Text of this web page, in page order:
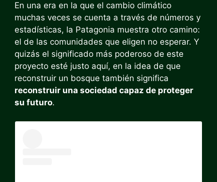
En una era en la que el cambio climático
muchas veces se cuenta a través de números y
estadísticas, la Patagonia muestra otro camino:
el de las comunidades que eligen no esperar. Y
quizás el significado más poderoso de este
proyecto esté justo aquí, en la idea de que
reconstruir un bosque también significa
reconstruir una sociedad capaz de proteger
su futuro.